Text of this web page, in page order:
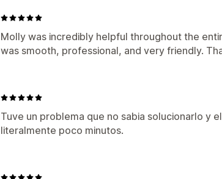
Molly was incredibly helpful throughout the
was smooth, professional, and very friendly.
Tuve un problema que no sabia solucionarlo y
literalmente poco minutos.